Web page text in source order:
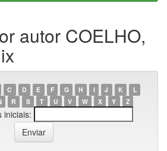
autor COELHO,
C D E F G H I J K
L
R S T U V W X Y Z
iniciais: